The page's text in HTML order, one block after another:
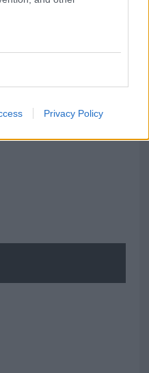
Privacy Policy
Olbia, a fuoco due furgoni
bombole, intervento dei